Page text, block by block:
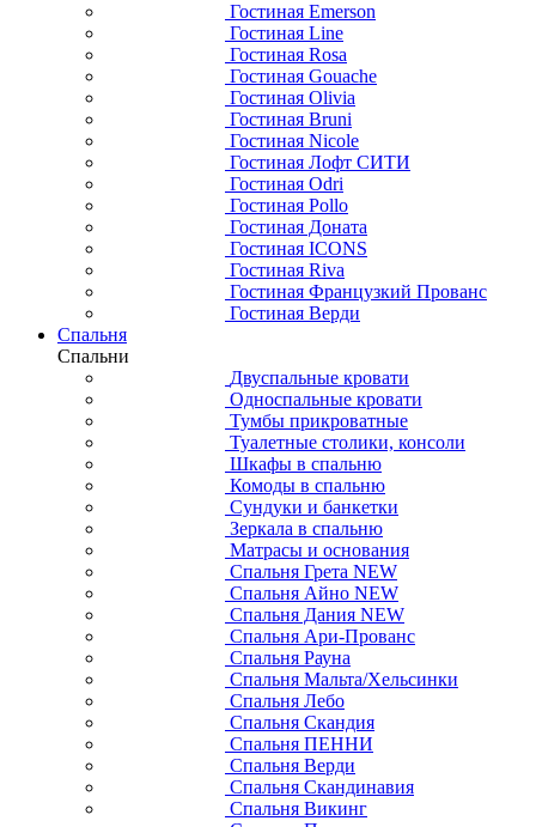
Гостиная Emerson
Гостиная Line
Гостиная Rosa
Гостиная Gouache
Гостиная Olivia
Гостиная Bruni
Гостиная Nicole
Гостиная Лофт СИТИ
Гостиная Odri
Гостиная Pollo
Гостиная Доната
Гостиная ICONS
Гостиная Riva
Гостиная Французкий Прованс
Гостиная Верди
Спальня
Спальни
Двуспальные кровати
Односпальные кровати
Тумбы прикроватные
Туалетные столики, консоли
Шкафы в спальню
Комоды в спальню
Сундуки и банкетки
Зеркала в спальню
Матрасы и основания
Спальня Грета NEW
Спальня Айно NEW
Спальня Дания NEW
Спальня Ари-Прованс
Спальня Рауна
Спальня Мальта/Хельсинки
Спальня Лебо
Спальня Скандия
Спальня ПЕННИ
Спальня Верди
Спальня Скандинавия
Спальня Викинг